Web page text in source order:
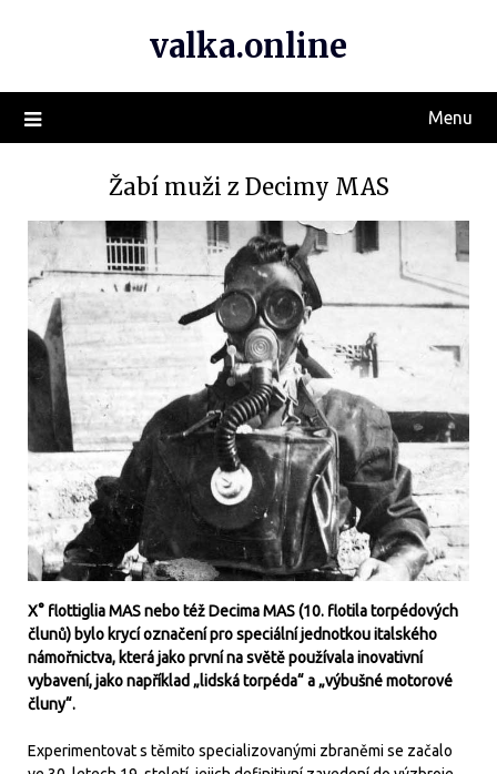
valka.online
Menu
Žabí muži z Decimy MAS
X° flottiglia MAS nebo též Decima MAS (10. flotila torpédových
člunů) bylo krycí označení pro speciální jednotkou italského
námořnictva, která jako první na světě používala inovativní
vybavení, jako například „lidská torpéda“ a „výbušné motorové
čluny“.
Experimentovat s těmito specializovanými zbraněmi se začalo